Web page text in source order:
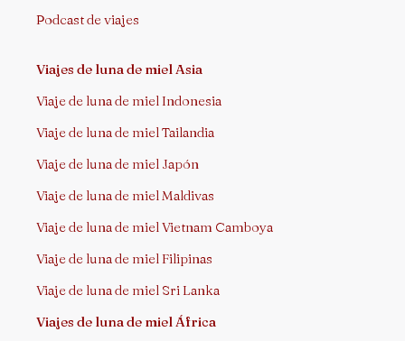
Podcast de viajes
Viajes de luna de miel Asia
Viaje de luna de miel Indonesia
Viaje de luna de miel Tailandia
Viaje de luna de miel Japón
Viaje de luna de miel Maldivas
Viaje de luna de miel Vietnam Camboya
Viaje de luna de miel Filipinas
Viaje de luna de miel Sri Lanka
Viajes de luna de miel África